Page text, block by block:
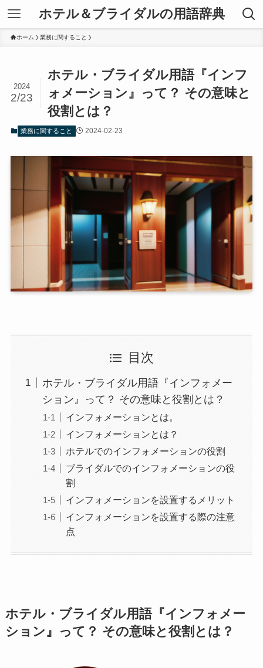
ホテル＆ブライダルの用語辞典
ホーム 業務に関すること
ホテル・ブライダル用語『インフ
ォメーション』って？ その意味と
役割とは？
2024
2/23
業務に関すること 2024-02-23
目次
ホテル・ブライダル用語『インフォメー
ション』って？ その意味と役割とは？
インフォメーションとは。
インフォメーションとは？
ホテルでのインフォメーションの役割
ブライダルでのインフォメーションの役
割
インフォメーションを設置するメリット
インフォメーションを設置する際の注意
点
ホテル・ブライダル用語『インフォメー
ション』って？ その意味と役割とは？